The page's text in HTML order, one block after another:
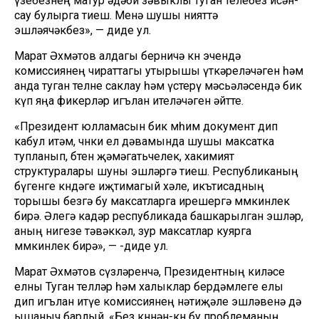
сау булырга тиеш. Менә шушы нияттә
эшләячәкбез», — диде ул.
Марат Әхмәтов алдагы берничә көн эчендә
комиссиянең чираттагы утырышы үткәреләчәген һәм
анда туган телне саклау һәм үстерү мәсьәләсендә бик
күп яңа фикерләр игълан ителәчәген әйтте.
«Президент юлламасын бик мөһим документ дип
кабул итәм, чөнки ел дәвамында шушы максатка
тупланып, бөтен җәмәгатьчелек, хакимият
структуралары шуны эшләргә тиеш. Республиканың
бүгенге көндәге иҗтимагый хәле, икътисадның
торышы безгә бу максатларга ирешергә мөмкинлек
бирә. Әлегә кадәр республикада башкарылган эшләр,
аның нигезе тәвәккәл, зур максатлар куярга
мөмкинлек бирә», — -диде ул.
Марат Әхмәтов сүзләренчә, Президентның киләсе
елны Туган телләр һәм халыклар бердәмлеге елы
дип игълан итүе комиссиянең нәтиҗәле эшләвенә дә